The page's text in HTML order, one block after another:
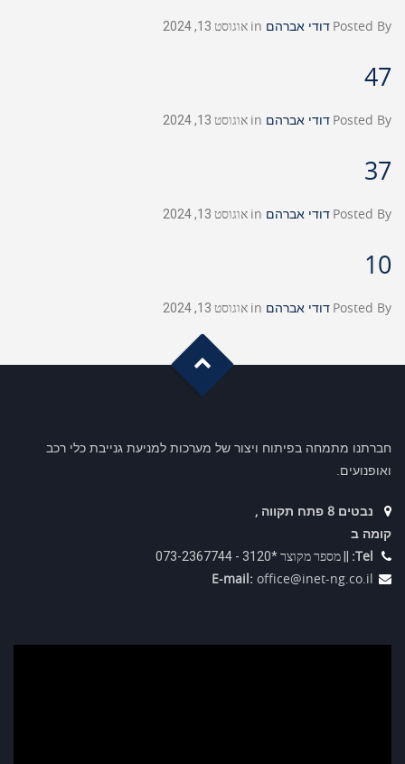
Posted By דודי אברהם in אוגוסט 13, 2024
47
Posted By דודי אברהם in אוגוסט 13, 2024
37
Posted By דודי אברהם in אוגוסט 13, 2024
10
Posted By דודי אברהם in אוגוסט 13, 2024
חברתנו מתמחה בפיתוח ויצור של מערכות למניעת גנייבת כלי רכב
ואופנועים.
נבטים 8 פתח תקווה ,
קומה ב
Tel:
|| מספר מקוצר *3120 - 073-2367744
E-mail: office@inet-ng.co.il
G
o
t
o
T
o
p